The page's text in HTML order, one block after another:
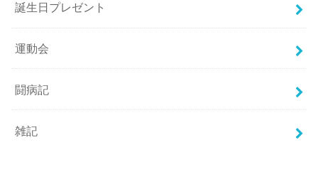
誕生日プレゼント
運動会
闘病記
雑記